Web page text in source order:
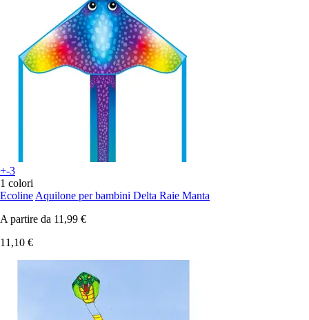
+-3
1 colori
Ecoline Aquilone per bambini Delta Raie Manta
A partire da 11,99 €
11,10 €